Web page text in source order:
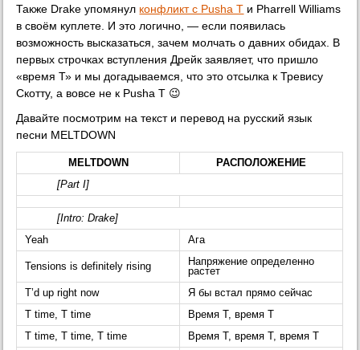
Также Drake упомянул конфликт с Pusha T и Pharrell Williams
в своём куплете. И это логично, — если появилась
возможность высказаться, зачем молчать о давних обидах. В
первых строчках вступления Дрейк заявляет, что пришло
«время Т» и мы догадываемся, что это отсылка к Тревису
Скотту, а вовсе не к Pusha T 😉
Давайте посмотрим на текст и перевод на русский язык
песни MELTDOWN
MELTDOWN
РАСПОЛОЖЕНИЕ
[Part I]
[Intro: Drake]
Yeah
Ага
Tensions is definitely rising
Напряжение определенно
растет
T’d up right now
Я бы встал прямо сейчас
T time, T time
Время Т, время Т
T time, T time, T time
Время Т, время Т, время Т